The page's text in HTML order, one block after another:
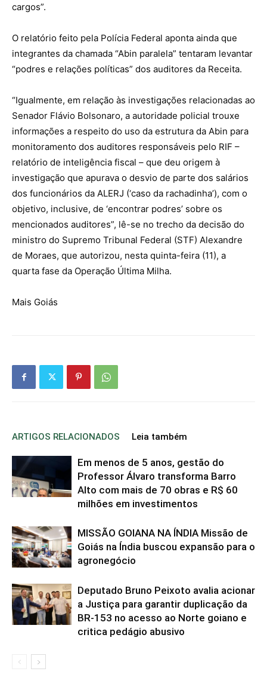
cargos”.
O relatório feito pela Polícia Federal aponta ainda que
integrantes da chamada “Abin paralela” tentaram levantar
“podres e relações políticas” dos auditores da Receita.
“Igualmente, em relação às investigações relacionadas ao
Senador Flávio Bolsonaro, a autoridade policial trouxe
informações a respeito do uso da estrutura da Abin para
monitoramento dos auditores responsáveis pelo RIF –
relatório de inteligência fiscal – que deu origem à
investigação que apurava o desvio de parte dos salários
dos funcionários da ALERJ (‘caso da rachadinha’), com o
objetivo, inclusive, de ‘encontrar podres’ sobre os
mencionados auditores”, lê-se no trecho da decisão do
ministro do Supremo Tribunal Federal (STF) Alexandre
de Moraes, que autorizou, nesta quinta-feira (11), a
quarta fase da Operação Última Milha.
Mais Goiás
ARTIGOS RELACIONADOS Leia também
Em menos de 5 anos, gestão do
Professor Álvaro transforma Barro
Alto com mais de 70 obras e R$ 60
milhões em investimentos
MISSÃO GOIANA NA ÍNDIA Missão de
Goiás na Índia buscou expansão para o
agronegócio
Deputado Bruno Peixoto avalia acionar
a Justiça para garantir duplicação da
BR-153 no acesso ao Norte goiano e
critica pedágio abusivo